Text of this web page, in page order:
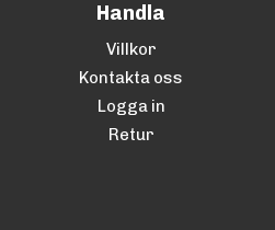
Handla
Villkor
Kontakta oss
Logga in
Retur